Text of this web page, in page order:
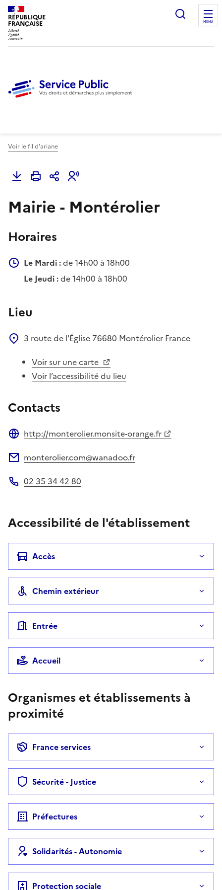
RÉPUBLIQUE
FRANÇAISE
Ouvrir
MENU
Voir le fil d'ariane
Mairie - Montérolier
Horaires
Le Mardi :de 14h00 à 18h00
Le Jeudi :de 14h00 à 18h00
Lieu
3 route de l'Église 76680 Montérolier France
Voir sur une carte
Voir l’accessibilité du lieu
Contacts
http://monterolier.monsite-orange.fr
monterolier.com@wanadoo.fr
02 35 34 42 80
Accessibilité de l'établissement
Accès
Chemin extérieur
Entrée
Accueil
Organismes et établissements à
proximité
France services
Sécurité - Justice
Préfectures
Solidarités - Autonomie
Protection sociale